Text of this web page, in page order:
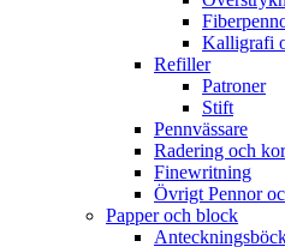
Kalligrafi
Refiller
Patroner
Stift
Pennvässare
Radering och
Finewritning
Övrigt Pennor
Papper och block